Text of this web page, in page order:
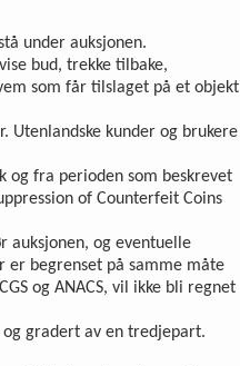
under auksjonen.
bud, trekke tilbake,
som får tilslaget på et objekt
Utenlandske kunder og brukere
og fra perioden som beskrevet
of Counterfeit Coins
auksjonen, og eventuelle
er begrenset på samme måte
og ANACS, vil ikke bli regnet
gradert av en tredjepart.